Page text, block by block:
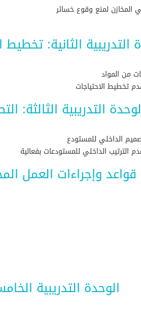
المخازن لمنع وقوع خسائر
التدريبية الثانية:
من المواد
تخطيط الاحتياجات
التدريبية الثالثة:
الداخلي للمستودع
الترتيب الداخلي للمستودعات بفعالية
قواعد وإجراءات
الوحدة التدريبية